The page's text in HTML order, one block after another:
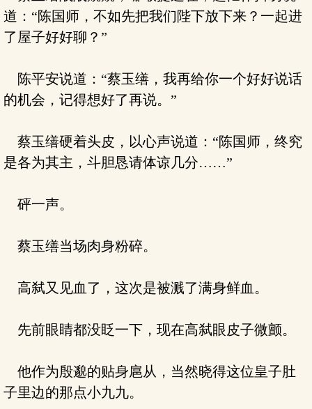
道：“陈国师，不如先把我们陛下放下来？一起进
了屋子好好聊？”
陈平安说道：“蔡玉缮，我再给你一个好好说话
的机会，记得想好了再说。”
蔡玉缮硬着头皮，以心声说道：“陈国师，终究
是各为其主，斗胆恳请体谅几分……”
砰一声。
蔡玉缮当场肉身粉碎。
高弑又见血了，这次是被溅了满身鲜血。
先前眼睛都没眨一下，现在高弑眼皮子微颤。
他作为殷邈的贴身扈从，当然晓得这位皇子肚
子里边的那点小九九。